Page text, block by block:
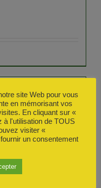
site Web pour vous
en mémorisant vos
En cliquant sur «
à l'utilisation de TOUS
visiter «
un consentement